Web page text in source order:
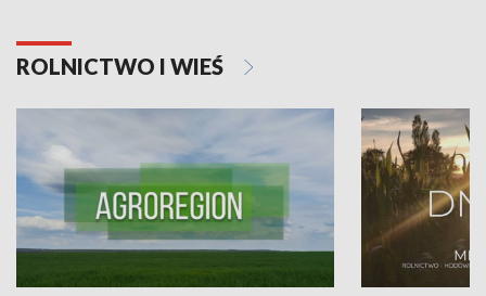
ROLNICTWO I WIEŚ